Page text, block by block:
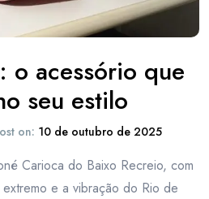
on: 10 de outubro de 2025
o acessório que
seu estilo
Carioca do Baixo Recreio, com
e a vibração do Rio de